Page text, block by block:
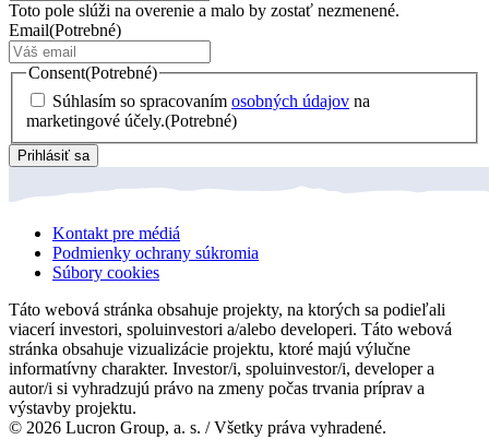
Toto pole slúži na overenie a malo by zostať nezmenené.
Email(Potrebné)
Consent(Potrebné)
Súhlasím so spracovaním osobných údajov na
marketingové účely.(Potrebné)
Prihlásiť sa
Kontakt pre médiá
Podmienky ochrany súkromia
Súbory cookies
Táto webová stránka obsahuje projekty, na ktorých sa podieľali
viacerí investori, spoluinvestori a/alebo developeri. Táto webová
stránka obsahuje vizualizácie projektu, ktoré majú výlučne
informatívny charakter. Investor/i, spoluinvestor/i, developer a
autor/i si vyhradzujú právo na zmeny počas trvania príprav a
výstavby projektu.
© 2026 Lucron Group, a. s. / Všetky práva vyhradené.